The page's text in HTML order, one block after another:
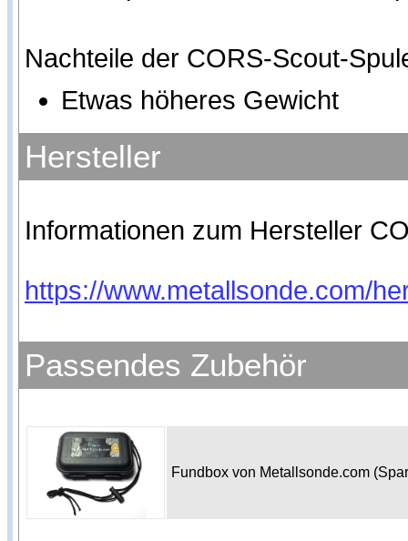
Nachteile der CORS-Scout-
Etwas höheres Gewicht
Hersteller
Informationen zum Hersteller
https://www.metallsonde.com/
Passendes Zubehör
Fundbox von Metallsonde.com